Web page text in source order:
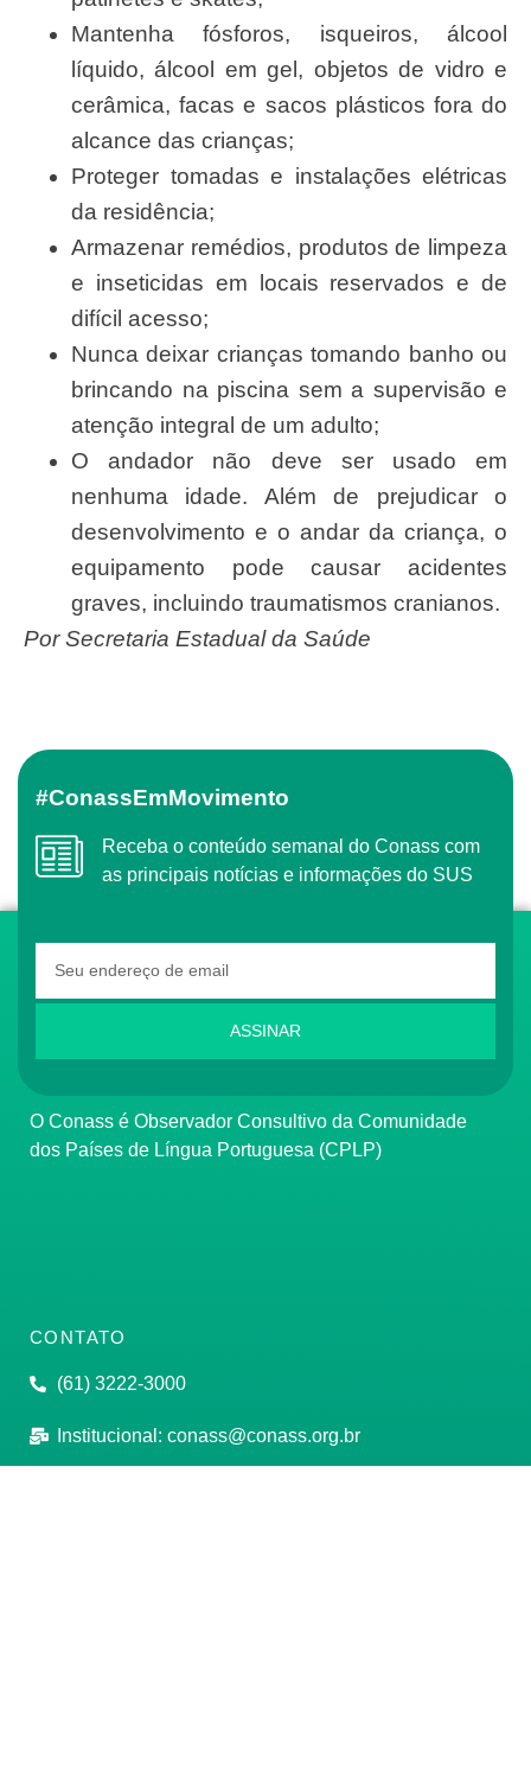
Mantenha fósforos, isqueiros, álcool
líquido, álcool em gel, objetos de vidro e
cerâmica, facas e sacos plásticos fora do
alcance das crianças;
Proteger tomadas e instalações elétricas
da residência;
Armazenar remédios, produtos de limpeza
e inseticidas em locais reservados e de
difícil acesso;
Nunca deixar crianças tomando banho ou
brincando na piscina sem a supervisão e
atenção integral de um adulto;
O andador não deve ser usado em
nenhuma idade. Além de prejudicar o
desenvolvimento e o andar da criança, o
equipamento pode causar acidentes
graves, incluindo traumatismos cranianos.
por Secretaria Estadual da Saúde
#ConassEmMovimento
Receba o conteúdo semanal do Conass com
as principais notícias e informações do SUS
ASSINAR
O Conass é Observador Consultivo da Comunidade
dos Países de Língua Portuguesa (CPLP)
CONTATO
(61) 3222-3000
Institucional: conass@conass.org.br